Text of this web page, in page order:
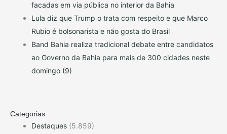
facadas em via pública no interior da Bahia
Lula diz que Trump o trata com respeito e que Marco
Rubio é bolsonarista e não gosta do Brasil
Band Bahia realiza tradicional debate entre candidatos
ao Governo da Bahia para mais de 300 cidades neste
domingo (9)
Categorias
Destaques (5.859)